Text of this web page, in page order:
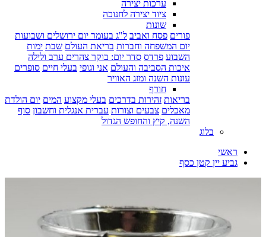
ערכות יצירה
ציוד יצירה לחנוכה
שונות
פורים פסח ואביב ל"ג בעומר יום ירושלים ושבועות
יום המשפחה וחברות בריאת העולם שבת ימות
השבוע פרדס סדר יום: בוקר צהרים ערב ולילה
איכות הסביבה והעולם אני וגופי בעלי חיים סופרים
עונות השנה ומזג האוויר
חורף
בריאות זהירות בדרכים בעלי מקצוע המים יום הולדת
מאכלים צבעים וצורות עברית אנגלית וחשבון סוף
השנה, קיץ והחופש הגדול
בלוג
ראשי
גביע יין קטן כסף